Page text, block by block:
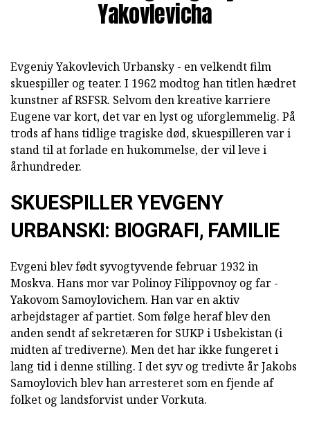
Yakovlevicha
Evgeniy Yakovlevich Urbansky - en velkendt film
skuespiller og teater. I 1962 modtog han titlen hædret
kunstner af RSFSR. Selvom den kreative karriere
Eugene var kort, det var en lyst og uforglemmelig. På
trods af hans tidlige tragiske død, skuespilleren var i
stand til at forlade en hukommelse, der vil leve i
århundreder.
SKUESPILLER YEVGENY
URBANSKI: BIOGRAFI, FAMILIE
Evgeni blev født syvogtyvende februar 1932 in
Moskva. Hans mor var Polinoy Filippovnoy og far -
Yakovom Samoylovichem. Han var en aktiv
arbejdstager af partiet. Som følge heraf blev den
anden sendt af sekretæren for SUKP i Usbekistan (i
midten af trediverne). Men det har ikke fungeret i
lang tid i denne stilling. I det syv og tredivte år Jakobs
Samoylovich blev han arresteret som en fjende af
folket og landsforvist under Vorkuta.